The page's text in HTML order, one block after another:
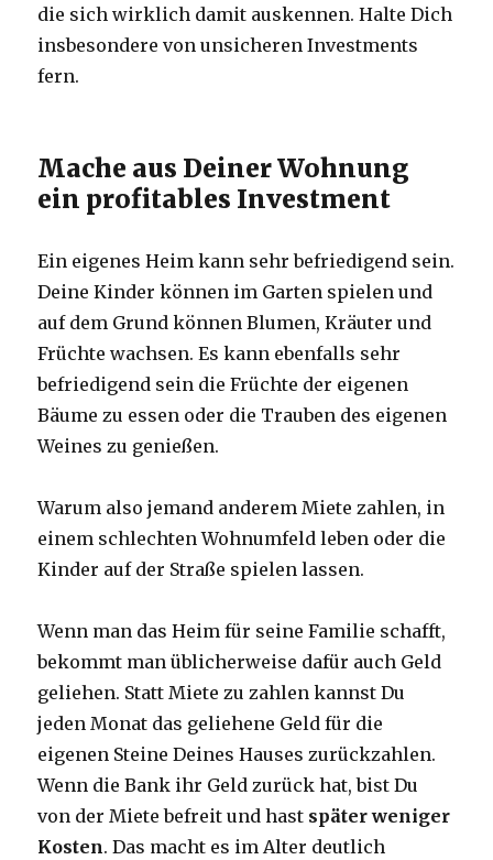
die sich wirklich damit auskennen. Halte Dich
insbesondere von unsicheren Investments
fern.
Mache aus Deiner Wohnung
ein profitables Investment
Ein eigenes Heim kann sehr befriedigend sein.
Deine Kinder können im Garten spielen und
auf dem Grund können Blumen, Kräuter und
Früchte wachsen. Es kann ebenfalls sehr
befriedigend sein die Früchte der eigenen
Bäume zu essen oder die Trauben des eigenen
Weines zu genießen.
Warum also jemand anderem Miete zahlen, in
einem schlechten Wohnumfeld leben oder die
Kinder auf der Straße spielen lassen.
Wenn man das Heim für seine Familie schafft,
bekommt man üblicherweise dafür auch Geld
geliehen. Statt Miete zu zahlen kannst Du
jeden Monat das geliehene Geld für die
eigenen Steine Deines Hauses zurückzahlen.
Wenn die Bank ihr Geld zurück hat, bist Du
von der Miete befreit und hast später weniger
Kosten. Das macht es im Alter deutlich